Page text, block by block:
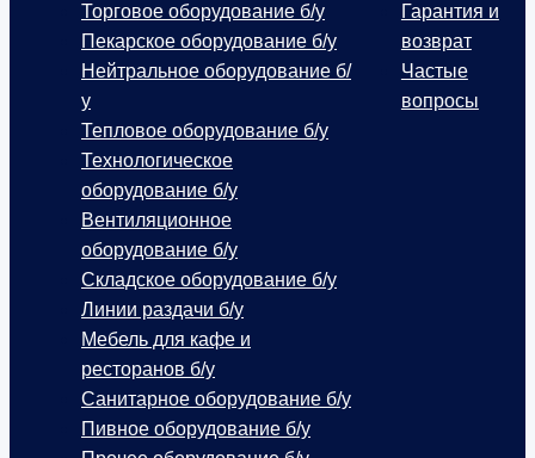
Торговое оборудование б/у
Пекарское оборудование б/у
Нейтральное оборудование б/
у
Тепловое оборудование б/у
Технологическое
оборудование б/у
Вентиляционное
оборудование б/у
Складское оборудование б/у
Линии раздачи б/у
Мебель для кафе и
ресторанов б/у
Санитарное оборудование б/у
Пивное оборудование б/у
Гарантия и
возврат
Частые
вопросы